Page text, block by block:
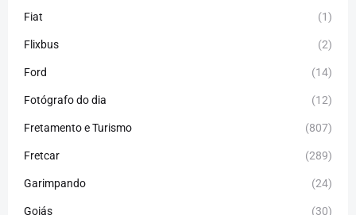
Fiat (1)
Flixbus (2)
Ford (14)
Fotógrafo do dia (12)
Fretamento e Turismo (807)
Fretcar (289)
Garimpando (24)
Goiás (30)